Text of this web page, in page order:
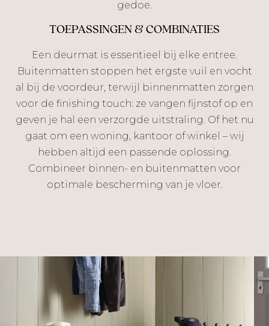
gedoe.
TOEPASSINGEN & COMBINATIES
Een deurmat is essentieel bij elke entree.
Buitenmatten stoppen het ergste vuil en vocht
al bij de voordeur, terwijl binnenmatten zorgen
voor de finishing touch: ze vangen fijnstof op en
geven je hal een verzorgde uitstraling. Of het nu
gaat om een woning, kantoor of winkel – wij
hebben altijd een passende oplossing.
Combineer binnen- en buitenmatten voor
optimale bescherming van je vloer.